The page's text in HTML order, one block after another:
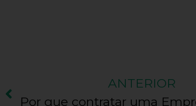
ANTERIOR
Por que contratar uma